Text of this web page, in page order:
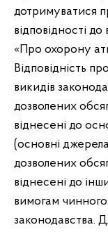
дотримуватися
відповідності
«Про охорону
Відповідність
викидів
дозволених
віднесені до
(основні
дозволених
віднесені до
вимогам
законодавства.